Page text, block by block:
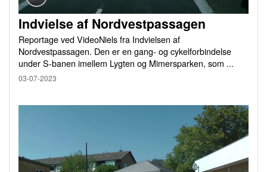
Indvielse af Nordvestpassagen
Reportage ved VideoNiels fra Indvielsen af
Nordvestpassagen. Den er en gang- og cykelforbindelse
under S-banen imellem Lygten og Mimersparken, som ...
03-07-2023